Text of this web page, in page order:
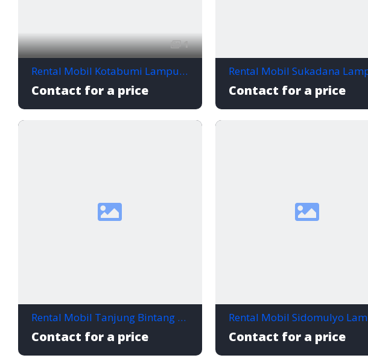
1
Rental Mobil Kotabumi Lampung Utara, Solusi Perjalanan Nyaman
Contact for a price Contact for a price
Rental Mobil Tanjung Bintang Lampung Selatan, Murah, Nyaman, dan Siap Jalan Kapan Saja
Contact for a price Contact for a price